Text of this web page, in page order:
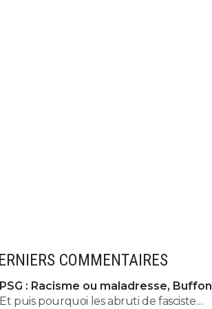
COMMENTAIRES
PSG : Racisme ou maladresse, Buffon
écarte Suzuki
Et puis pourquoi les abruti de fasciste